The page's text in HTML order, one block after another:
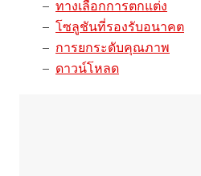
ทางเลือกการตกแต่ง
โซลูชันที่รองรับอนาคต
การยกระดับคุณภาพ
ดาวน์โหลด